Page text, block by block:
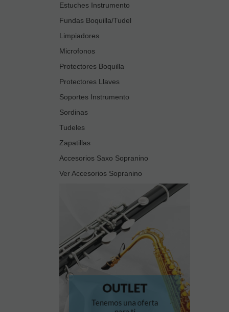
Estuches Instrumento
Fundas Boquilla/Tudel
Limpiadores
Microfonos
Protectores Boquilla
Protectores Llaves
Soportes Instrumento
Sordinas
Tudeles
Zapatillas
Accesorios Saxo Sopranino
Ver Accesorios Sopranino